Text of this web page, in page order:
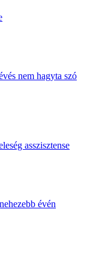
nem hagyta szó
asszisztense
évén